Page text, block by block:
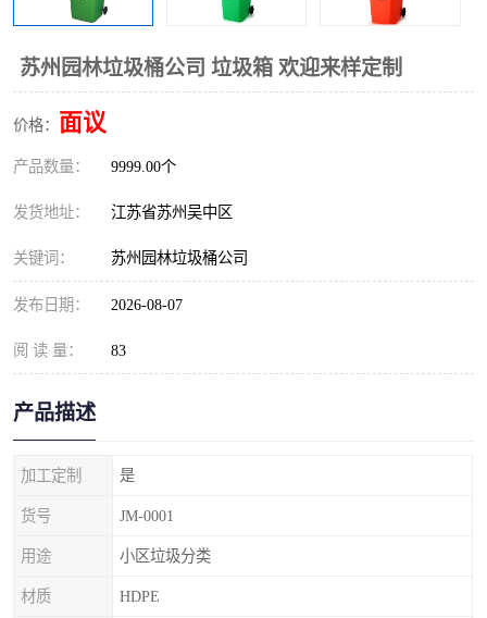
苏州园林垃圾桶公司 垃圾箱 欢迎来样定制
价格： 面议
产品数量： 9999.00个
发货地址： 江苏省苏州吴中区
关键词： 苏州园林垃圾桶公司
发布日期： 2026-08-07
阅 读 量： 83
产品描述
加工定制 是
货号 JM-0001
用途 小区垃圾分类
材质 HDPE